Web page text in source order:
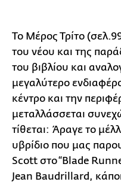
Το Μέρος Τρίτο
του νέου και της
του βιβλίου και
μεγαλύτερο
κέντρο και την
μεταλλάσσεται
τίθεται: Άραγε το
υβρίδιο που μας
Scott στο “Blade
Jean Baudrillard,